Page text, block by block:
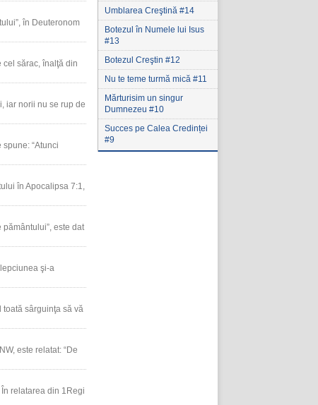
în Deuteronom
cel sărac, înalţă din
iar norii nu se rup de
“Atunci
în Apocalipsa 7:1,
este dat
şi-a
toată sârguinţa să vă
este relatat: “De
relatarea din 1Regi
Umblarea Creştină #14
Botezul în Numele lui Isus
#13
Botezul Creştin #12
Nu te teme turmă mică #11
Mărturisim un singur
Dumnezeu #10
Succes pe Calea Credinței
#9